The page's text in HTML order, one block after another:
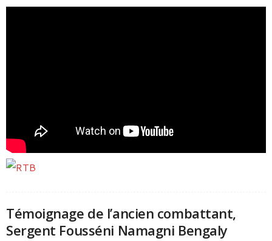
Témoignage de l’ancien combattant,
Sergent Fousséni Namagni Bengaly